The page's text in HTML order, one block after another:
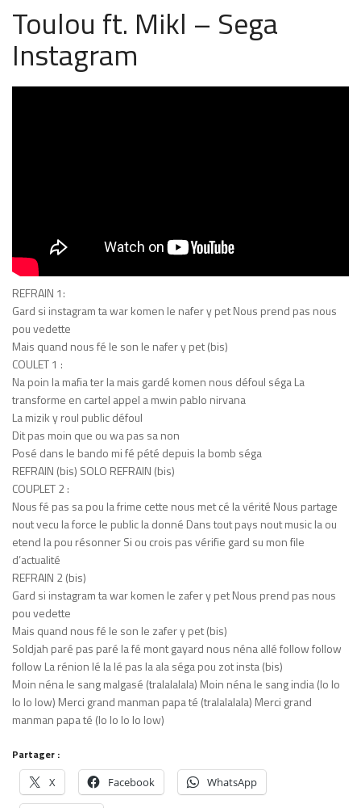
Toulou ft. Mikl – Sega
Instagram
REFRAIN 1:
Gard si instagram ta war komen le nafer y pet Nous prend pas nous
pou vedette
Mais quand nous fé le son le nafer y pet (bis)
COULET 1 :
Na poin la mafia ter la mais gardé komen nous défoul séga La
transforme en cartel appel a mwin pablo nirvana
La mizik y roul public défoul
Dit pas moin que ou wa pas sa non
Posé dans le bando mi fé pété depuis la bomb séga
REFRAIN (bis) SOLO REFRAIN (bis)
COUPLET 2 :
Nous fé pas sa pou la frime cette nous met cé la vérité Nous partage
nout vecu la force le public la donné Dans tout pays nout music la ou
etend la pou résonner Si ou crois pas vérifie gard su mon file
d’actualité
REFRAIN 2 (bis)
Gard si instagram ta war komen le zafer y pet Nous prend pas nous
pou vedette
Mais quand nous fé le son le zafer y pet (bis)
Soldjah paré pas paré la fé mont gayard nous néna allé follow follow
follow La rénion lé la lé pas la ala séga pou zot insta (bis)
Moin néna le sang malgasé (tralalalala) Moin néna le sang india (lo lo
lo lo low) Merci grand manman papa té (tralalalala) Merci grand
manman papa té (lo lo lo lo low)
Partager :
X Facebook WhatsApp